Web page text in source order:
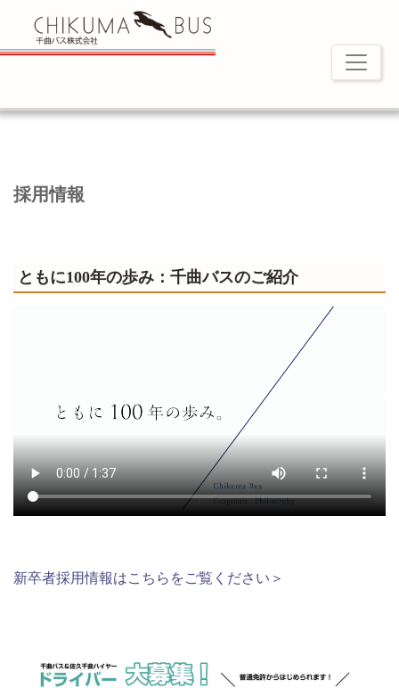
採用情報
ともに100年の歩み：千曲バスのご紹介
新卒者採用情報はこちらをご覧ください＞